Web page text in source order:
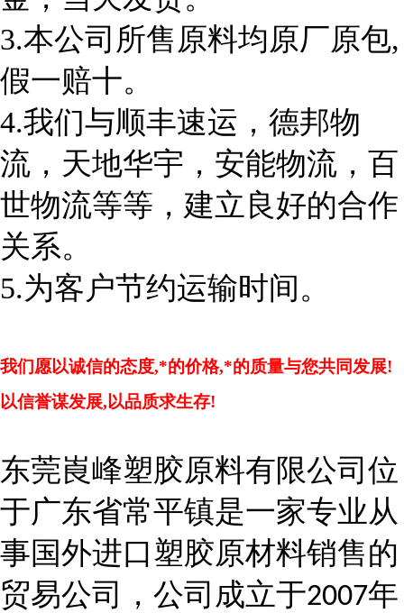
3.本公司所售原料均原厂原包,
假一赔十。
4.我们与顺丰速运，德邦物
流，天地华宇，安能物流，百
世物流等等，建立良好的合作
关系。
5.为客户节约运输时间。
我们愿以诚信的态度,*的价格,*的质量与您共同发展!
以信誉谋发展,以品质求生存!
东莞崀峰塑胶原料有限公司位
于广东省常平镇是一家专业从
事国外进口塑胶原材料销售的
贸易公司，公司成立于2007年